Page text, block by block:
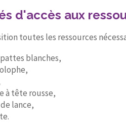
d'accès aux
toutes les ressources
blanches,
à tête rousse,
lance,